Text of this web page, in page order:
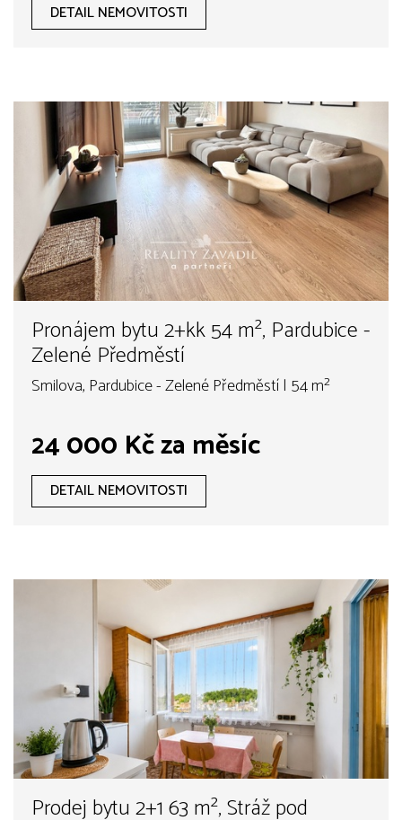
DETAIL NEMOVITOSTI
Pronájem bytu 2+kk 54 m², Pardubice -
Zelené Předměstí
Smilova, Pardubice - Zelené Předměstí | 54 m²
24 000 Kč za měsíc
DETAIL NEMOVITOSTI
Prodej bytu 2+1 63 m², Stráž pod